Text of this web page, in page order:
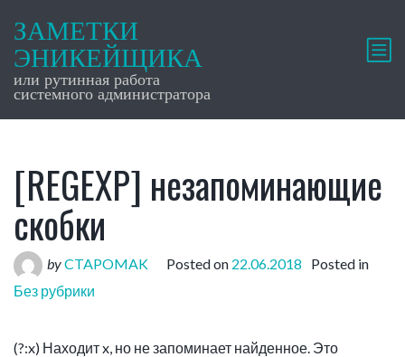
ЗАМЕТКИ
ЭНИКЕЙЩИКА
или рутинная работа
системного администратора
[REGEXP] незапоминающие
скобки
byCTAPOMAK Posted on 22.06.2018
Posted in
Без рубрики
(?:x) Находит x, но не запоминает найденное. Это